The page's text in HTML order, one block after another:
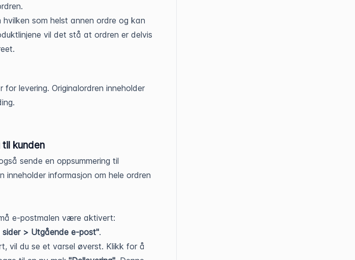
som helst annen ordre og kan
vil det stå at ordren er delvis
levering. Originalordren inneholder
kunden
sende en oppsummering til
inneholder informasjon om hele ordren
e-postmalen være aktivert:
> Utgående e-post".
vil du se et varsel øverst. Klikk for å